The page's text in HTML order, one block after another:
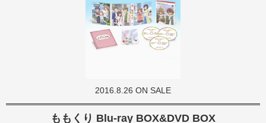
2016.8.26 ON SALE
ももくり Blu-ray BOX&DVD BOX